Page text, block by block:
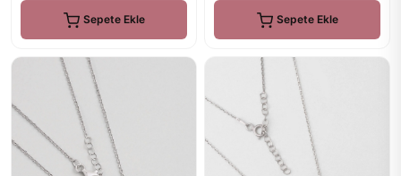
Sepete Ekle Sepete Ekle